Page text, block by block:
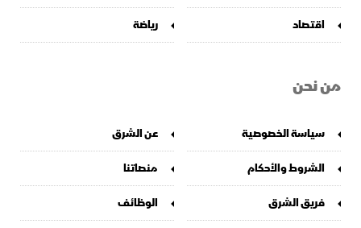
اقتصاد
رياضة
من نحن
سياسة الخصوصية
عن الشرق
الشروط والأحكام
منصاتنا
فريق الشرق
الوظائف